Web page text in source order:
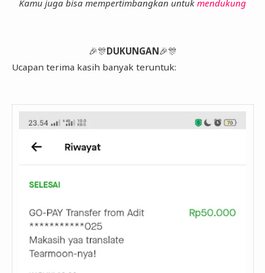
Kamu juga bisa mempertimbangkan untuk mendukung
🎉🎊DUKUNGAN🎉🎊
Ucapan terima kasih banyak teruntuk: